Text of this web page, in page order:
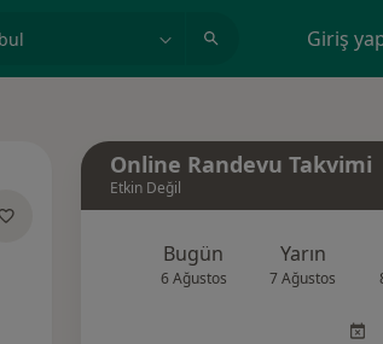
Giriş
Online Randevu Takvimi
Etkin Değil
Bugün
6 Ağustos
Yarın
7 Ağustos